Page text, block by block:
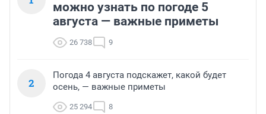
можно узнать по погоде 5
августа — важные приметы
26 738 9
2
Погода 4 августа подскажет, какой будет
осень, — важные приметы
25 294 8